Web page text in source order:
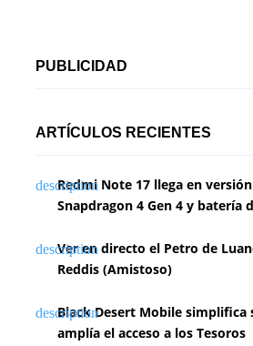
PUBLICIDAD
ARTÍCULOS RECIENTES
Redmi Note 17 llega en
Snapdragon 4 Gen 4 y batería
Ver en directo el Petro de
Reddis (Amistoso)
Black Desert Mobile simplifica
amplía el acceso a los Tesoros